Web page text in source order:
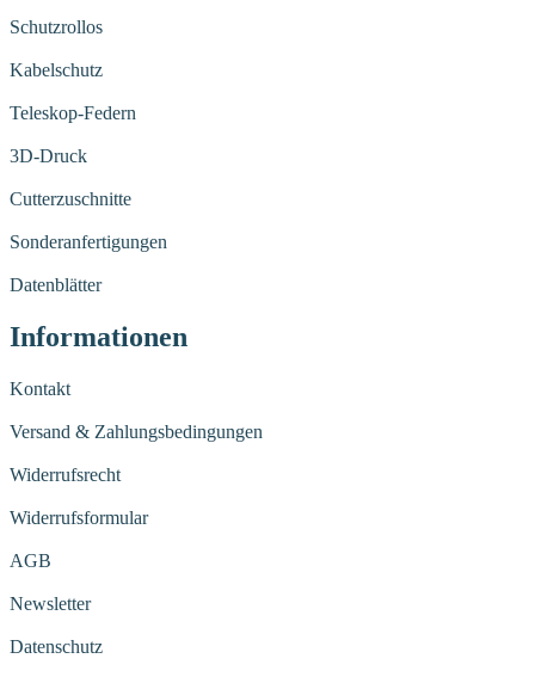
Schutzrollos
Kabelschutz
Teleskop-Federn
3D-Druck
Cutterzuschnitte
Sonderanfertigungen
Datenblätter
Informationen
Kontakt
Versand & Zahlungsbedingungen
Widerrufsrecht
Widerrufsformular
AGB
Newsletter
Datenschutz